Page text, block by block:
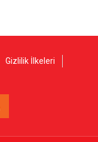
Gizlilik İlkeleri